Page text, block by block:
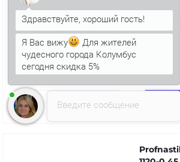
114
96
Введите сообщение
Здравствуйте, хороший гость!
Я Вас вижу
Для жителей
чудесного города Колумбус
сегодня скидка 5%
Аннапечатает...